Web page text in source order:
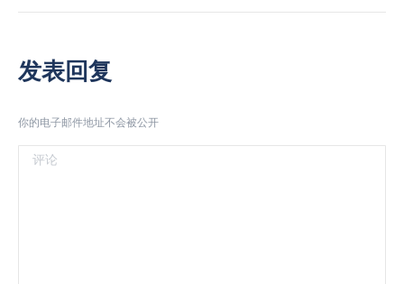
发表回复
你的电子邮件地址不会被公开
评论